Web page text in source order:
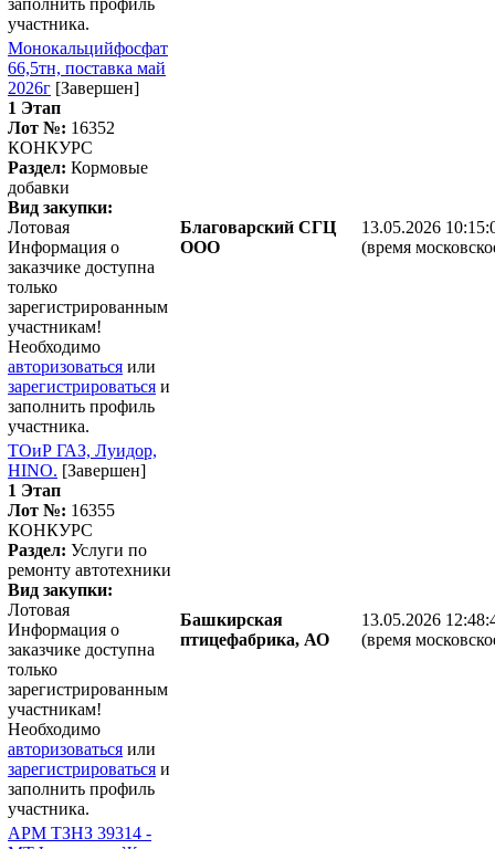
участника.
Монокальцийфосфат
66,5тн, поставка май
2026г [Завершен]
1 Этап
Лот №: 16352
КОНКУРС
Раздел: Кормовые
добавки
Вид закупки:
Лотовая
Информация о
заказчике доступна
только
зарегистрированным
участникам!
Необходимо
авторизоваться или
зарегистрироваться и
заполнить профиль
участника.
Благоварский СГЦ
ООО
13.05.2026
(время
ТОиР ГАЗ, Луидор,
HINO. [Завершен]
1 Этап
Лот №: 16355
КОНКУРС
Раздел: Услуги по
ремонту автотехники
Вид закупки:
Лотовая
Информация о
заказчике доступна
только
зарегистрированным
участникам!
Необходимо
авторизоваться или
зарегистрироваться и
заполнить профиль
участника.
Башкирская
птицефабрика, АО
13.05.2026
(время
АРМ ТЗНЗ 39314 -